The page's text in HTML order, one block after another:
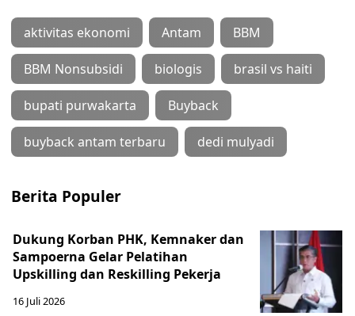
aktivitas ekonomi Antam BBM
BBM Nonsubsidi biologis brasil vs haiti
bupati purwakarta Buyback
buyback antam terbaru dedi mulyadi
Berita Populer
Dukung Korban PHK, Kemnaker dan
Sampoerna Gelar Pelatihan
Upskilling dan Reskilling Pekerja
16 Juli 2026